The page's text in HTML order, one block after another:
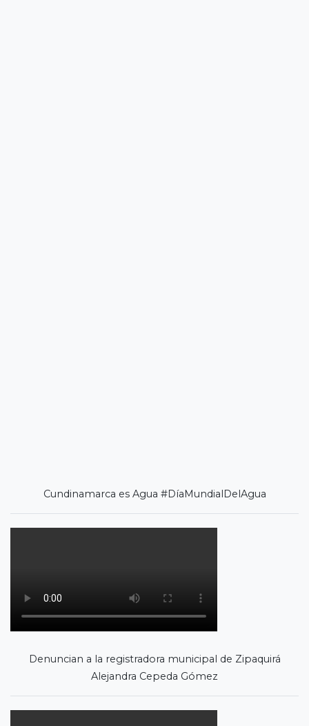
Cundinamarca es Agua #DíaMundialDelAgua
Denuncian a la registradora municipal de Zipaquirá
Alejandra Cepeda Gómez